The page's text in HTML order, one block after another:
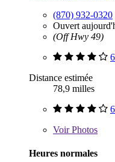
(870) 932-0320
Ouvert
(Off Hwy 49)
Distance estimée
78,9 milles
VoirPhotos
Heures normales